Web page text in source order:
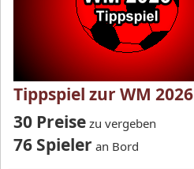
Tippspiel zur WM 2026
30 Preise zu vergeben
76 Spieler an Bord